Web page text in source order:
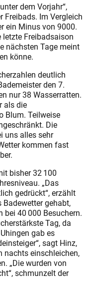
dem Vorjahr“,
Freibads. Im Vergleich
ein Minus von 9000.
letzte Freibadsaison
nächsten Tage meint
könne.
deutlich
den 7.
nur 38 Wasserratten.
als die
Blum. Teilweise
Die
uns alles sehr
kommen fast
bisher 32 100
„Das
gedrückt“, erzählt
gehabt,
40 000 Besuchern.
Tag, da
gab es
sagt Hinz,
nachts einschleichen,
„Die wurden von
schmunzelt der